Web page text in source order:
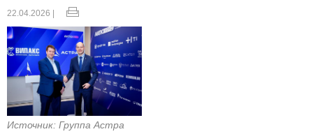
22.04.2026 |
Источник: Группа Астра